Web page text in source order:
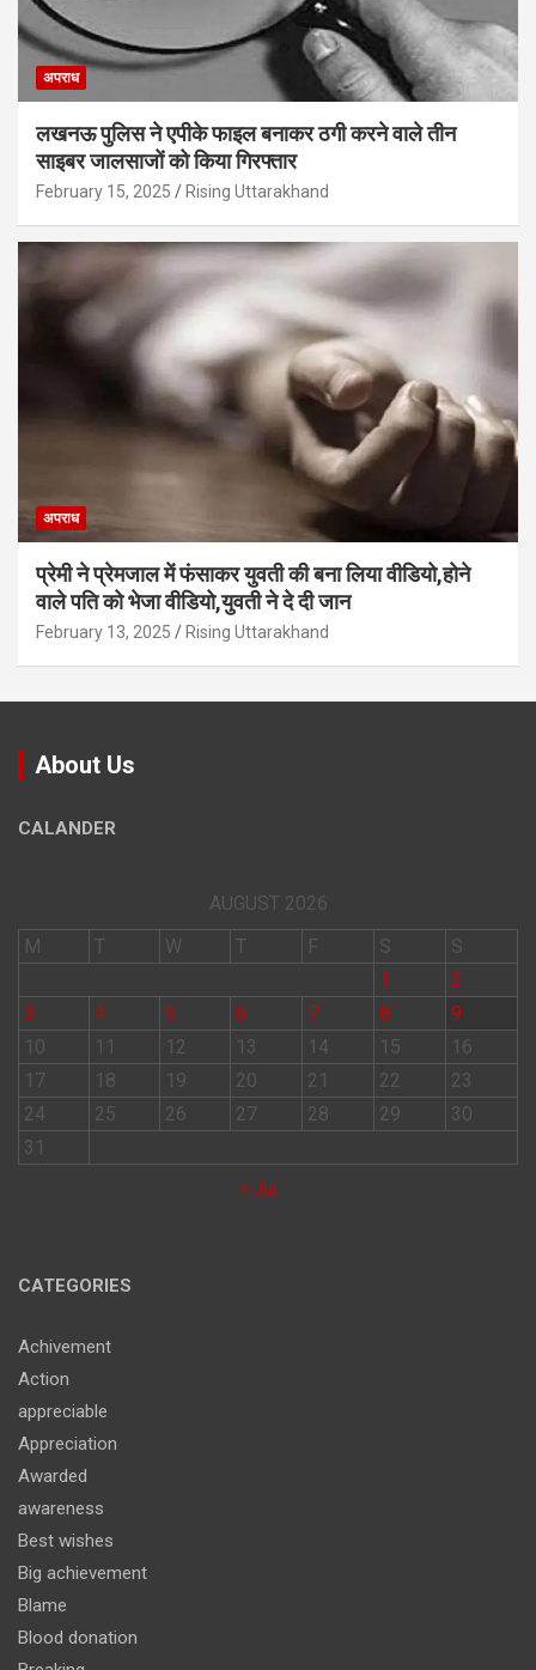
अपराध
लखनऊ पुलिस ने एपीके फाइल बनाकर ठगी करने वाले तीन
साइबर जालसाजों को किया गिरफ्तार
February 15, 2025 Rising Uttarakhand
अपराध
प्रेमी ने प्रेमजाल में फंसाकर युवती की बना लिया वीडियो,होने
वाले पत‍ि को भेजा वीड‍ियो,युवती ने दे दी जान
February 13, 2025 Rising Uttarakhand
About Us
CALANDER
AUGUST 2026
M
T W T F S
S
1
2
3
4 5 6 7 8
9
10
11 12 13 14 15
16
17
18 19 20 21 22
23
24
25 26 27 28 29
30
31
« Jul
CATEGORIES
Achivement
Action
appreciable
Appreciation
Awarded
awareness
Best wishes
Big achievement
Blame
Blood donation